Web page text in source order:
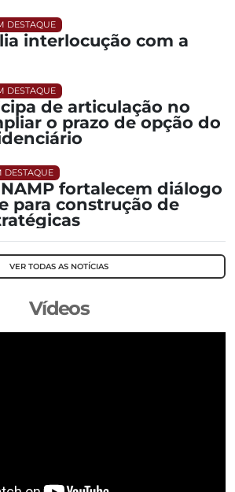
DESTAQUE
interlocução com a
DESTAQUE
de articulação no
o prazo de opção do
DESTAQUE
fortalecem diálogo
para construção de
VER TODAS AS NOTÍCIAS
Vídeos